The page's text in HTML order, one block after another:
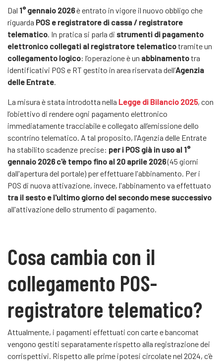
Dal 1° gennaio 2026è entrato in vigore il nuovo obbligo che
riguarda POS e registratore di cassa / registratore
telematico. In pratica si parla di strumenti di pagamento
elettronico collegati al registratore telematicotramite un
collegamento logico: l’operazione è un abbinamentotra
identificativi POS e RT gestito in area riservata dell’Agenzia
delle Entrate.
La misura è stata introdotta nella Legge di Bilancio 2025, con
l’obiettivo di rendere ogni pagamento elettronico
immediatamente tracciabile e collegato all’emissione dello
scontrino telematico. A tal proposito, l'Agenzia delle Entrate
ha stabilito scadenze precise: per i POS già in uso al 1°
gennaio 2026 c'è tempo fino al 20 aprile 2026(45 giorni
dall'apertura del portale) per effettuare l'abbinamento. Per i
POS di nuova attivazione, invece, l'abbinamento va effettuato
tra il sesto e l'ultimo giorno del secondo mese successivo
all'attivazione dello strumento di pagamento.
Cosa cambia con il
collegamento POS-
registratore telematico?
Attualmente, i pagamenti effettuati con carte e bancomat
vengono gestiti separatamente rispetto alla registrazione dei
corrispettivi. Rispetto alle prime ipotesi circolate nel 2024, c’è